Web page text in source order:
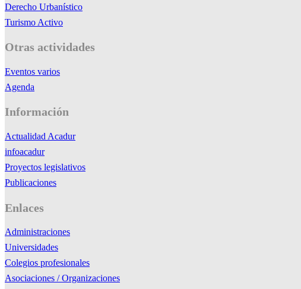
Derecho Urbanístico
Turismo Activo
Otras actividades
Eventos varios
Agenda
Información
Actualidad Acadur
infoacadur
Proyectos legislativos
Publicaciones
Enlaces
Administraciones
Universidades
Colegios profesionales
Asociaciones / Organizaciones